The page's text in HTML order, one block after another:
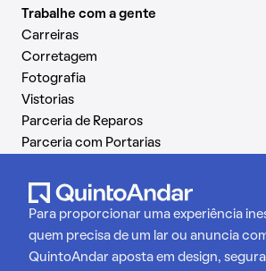
Trabalhe com a gente
Carreiras
Corretagem
Fotografia
Vistorias
Parceria de Reparos
Parceria com Portarias
Para proporcionar uma experiência
quem precisa de um lar ou anuncia
QuintoAndar aposta em design,